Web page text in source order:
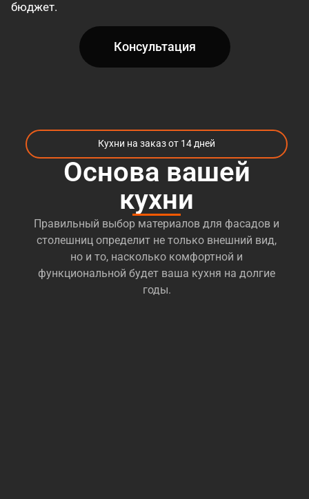
бюджет.
Консультация
Кухни на заказ от 14 дней
Основа вашей
кухни
Правильный выбор материалов для фасадов и
столешниц определит не только внешний вид,
но и то, насколько комфортной и
функциональной будет ваша кухня на долгие
годы.